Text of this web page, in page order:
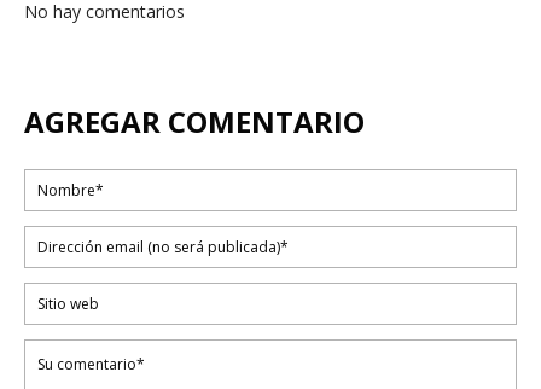
No hay comentarios
AGREGAR COMENTARIO